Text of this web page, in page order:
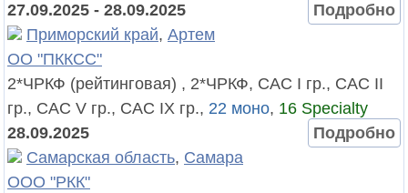
27.09.2025 - 28.09.2025
Подробно
Приморский край, Артем
ОО "ПККСС"
2*ЧРКФ (рейтинговая) , 2*ЧРКФ, САС I гр., САС II
гр., САС V гр., САС IX гр., 22 моно, 16 Specialty
28.09.2025
Подробно
Самарская область, Самара
ООО "РКК"